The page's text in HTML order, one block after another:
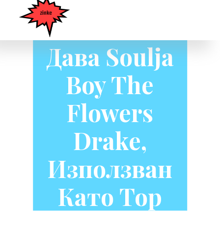
Bow Wow
Дава Soulja
Boy The
Flowers
Drake,
Използван
Като Тор